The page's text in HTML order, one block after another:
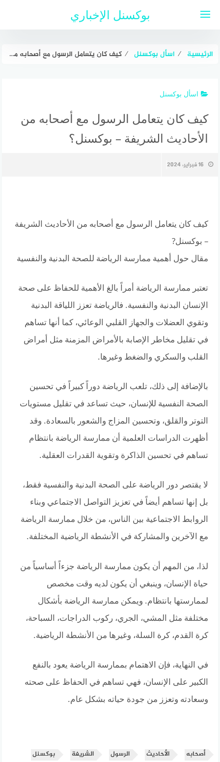
بوكسنل الإخباري
الرئيسية ⁄ اسأل بوكسنل ⁄ كيف كان يتعامل الرسول مع أصحابه من الأحاديث الشريفة – بوكسنل؟
اسأل بوكسنل
كيف كان يتعامل الرسول مع أصحابه من
الأحاديث الشريفة – بوكسنل؟
16 فبراير، 2024
كيف كان يتعامل الرسول مع أصحابه من الأحاديث الشريفة
– بوكسنل?
مقال حول أهمية ممارسة الرياضة للصحة البدنية والنفسية
تعتبر ممارسة الرياضة أمراً بالغ الأهمية للحفاظ على صحة
الإنسان البدنية والنفسية. فالرياضة تعزز اللياقة البدنية
وتقوي العضلات والجهاز القلبي الوعائي، كما أنها تساهم
في تقليل مخاطر الإصابة بالأمراض المزمنة مثل أمراض
القلب والسكري والضغط وغيرها.
بالإضافة إلى ذلك، تلعب الرياضة دوراً كبيراً في تحسين
الصحة النفسية للإنسان، حيث تساعد في تقليل مستويات
التوتر والقلق، وتحسين المزاج والشعور بالسعادة. وقد
أظهرت الدراسات العلمية أن ممارسة الرياضة بانتظام
تساهم في تحسين الذاكرة وتقوية القدرات العقلية.
لا يقتصر دور الرياضة على الصحة البدنية والنفسية فقط،
بل إنها تساهم أيضاً في تعزيز التواصل الاجتماعي وبناء
الروابط الاجتماعية بين الناس، من خلال ممارسة الرياضة
مع الآخرين والمشاركة في الأنشطة الرياضية المختلفة.
لذا، من المهم أن يكون ممارسة الرياضة جزءاً أساسياً من
حياة الإنسان، وينبغي أن يكون لديه وقت مخصص
لممارستها بانتظام. ويمكن ممارسة الرياضة بأشكال
مختلفة مثل المشي، الجري، ركوب الدراجات، السباحة،
كرة القدم، كرة السلة، وغيرها من الأنشطة الرياضية.
في النهاية، فإن الاهتمام بممارسة الرياضة يعود بالنفع
الكبير على الإنسان، فهي تساهم في الحفاظ على صحته
وسعادته وتعزز من جودة حياته بشكل عام.
أصحابه الأحاديث الرسول الشريفة
بوكسنل